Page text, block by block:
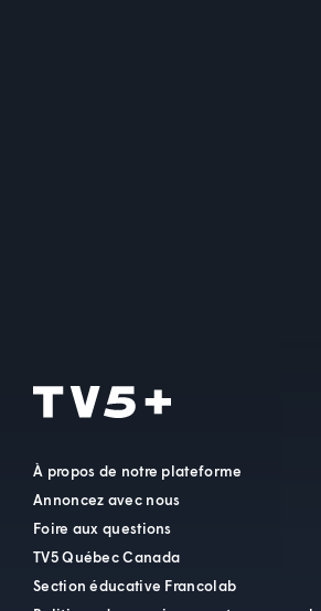
À propos de notre plateforme
Annoncez avec nous
Foire aux questions
TV5 Québec Canada
Section éducative Francolab